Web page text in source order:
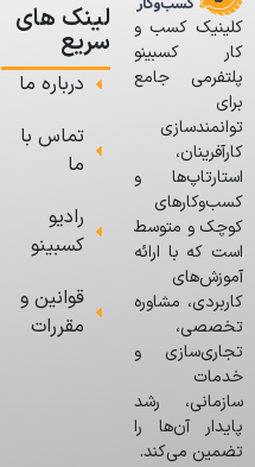
کلینیک کسب و
کار کسبینو
پلتفرمی جامع
برای
توانمندسازی
کارآفرینان،
استارتاپ‌ها و
کسب‌وکارهای
کوچک و متوسط
است که با ارائه
آموزش‌های
کاربردی، مشاوره
تخصصی،
تجاری‌سازی و
خدمات
سازمانی، رشد
پایدار آن‌ها را
تضمین می‌کند.
لینک های
سریع
درباره ما
تماس با
ما
رادیو
کسبینو
قوانین و
مقررات